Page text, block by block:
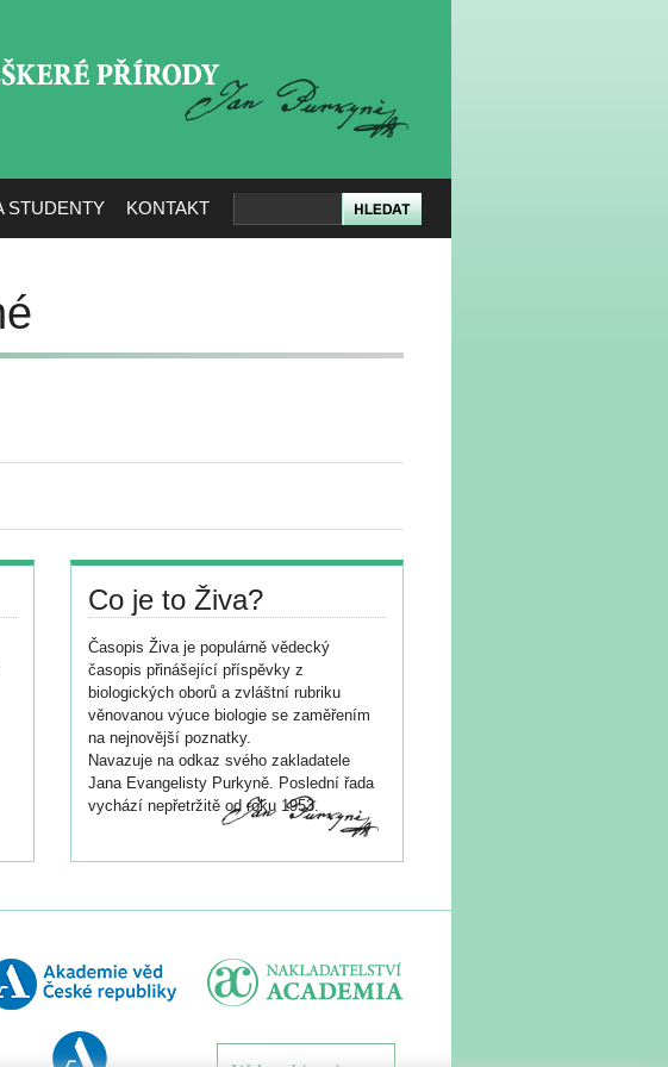
STUDENTY KONTAKT
Co je to Živa?
Časopis Živa je populárně vědecký
časopis přinášející příspěvky z
biologických oborů a zvláštní rubriku
věnovanou výuce biologie se zaměřením
na nejnovější poznatky.
Navazuje na odkaz svého zakladatele
Jana Evangelisty Purkyně. Poslední řada
vychází nepřetržitě od roku 1953.